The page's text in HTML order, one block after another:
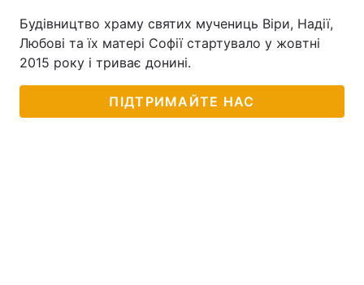
Будівництво храму святих мучениць Віри, Надії,
Любові та їх матері Софії стартувало у жовтні
2015 року і триває донині.
ПІДТРИМАЙТЕ НАС